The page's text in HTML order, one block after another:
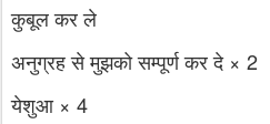
कुबूल कर ले
अनुग्रह से मुझको सम्पूर्ण कर दे × 2
येशुआ × 4